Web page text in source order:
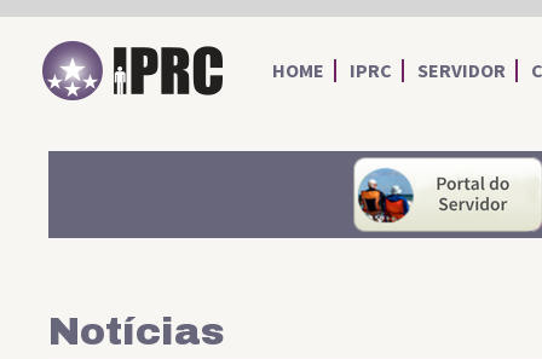
IPRC
HOME IPRC SERVIDOR
Notícias